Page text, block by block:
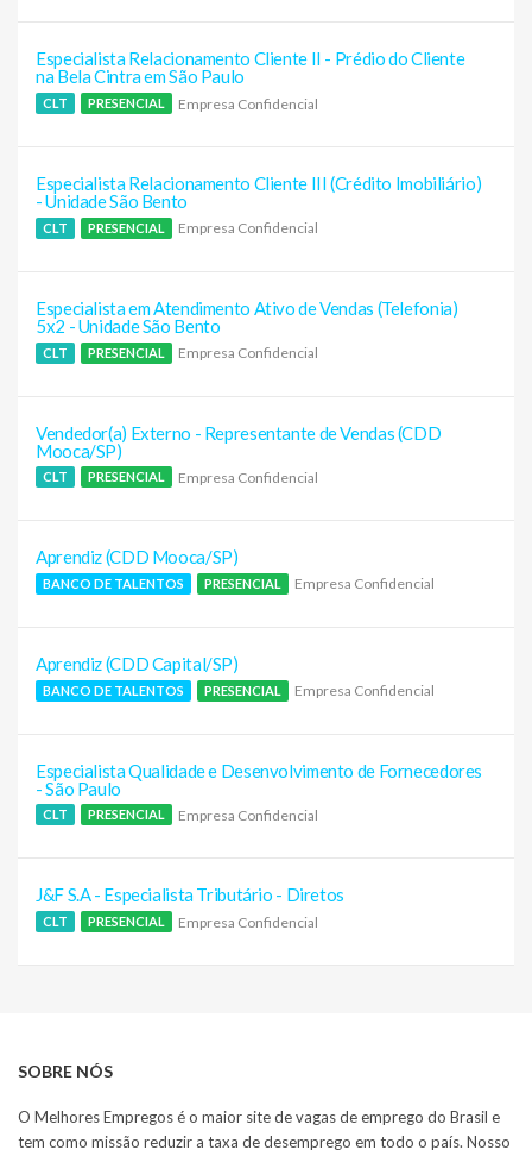
Especialista Relacionamento Cliente II - Prédio do Cliente
na Bela Cintra em São Paulo
CLT PRESENCIAL Empresa Confidencial
Especialista Relacionamento Cliente III (Crédito Imobiliário)
- Unidade São Bento
CLT PRESENCIAL Empresa Confidencial
Especialista em Atendimento Ativo de Vendas (Telefonia)
5x2 - Unidade São Bento
CLT PRESENCIAL Empresa Confidencial
Vendedor(a) Externo - Representante de Vendas (CDD
Mooca/SP)
CLT PRESENCIAL Empresa Confidencial
Aprendiz (CDD Mooca/SP)
BANCO DE TALENTOS PRESENCIAL Empresa Confidencial
Aprendiz (CDD Capital/SP)
BANCO DE TALENTOS PRESENCIAL Empresa Confidencial
Especialista Qualidade e Desenvolvimento de Fornecedores
- São Paulo
CLT PRESENCIAL Empresa Confidencial
J&F S.A - Especialista Tributário - Diretos
CLT PRESENCIAL Empresa Confidencial
SOBRE NÓS
O Melhores Empregos é o maior site de vagas de emprego do Brasil e
tem como missão reduzir a taxa de desemprego em todo o país. Nosso